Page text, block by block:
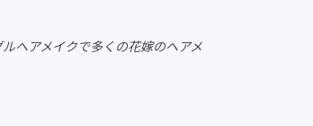
ファッション
ヘアメイクで多くの花嫁のヘアメ